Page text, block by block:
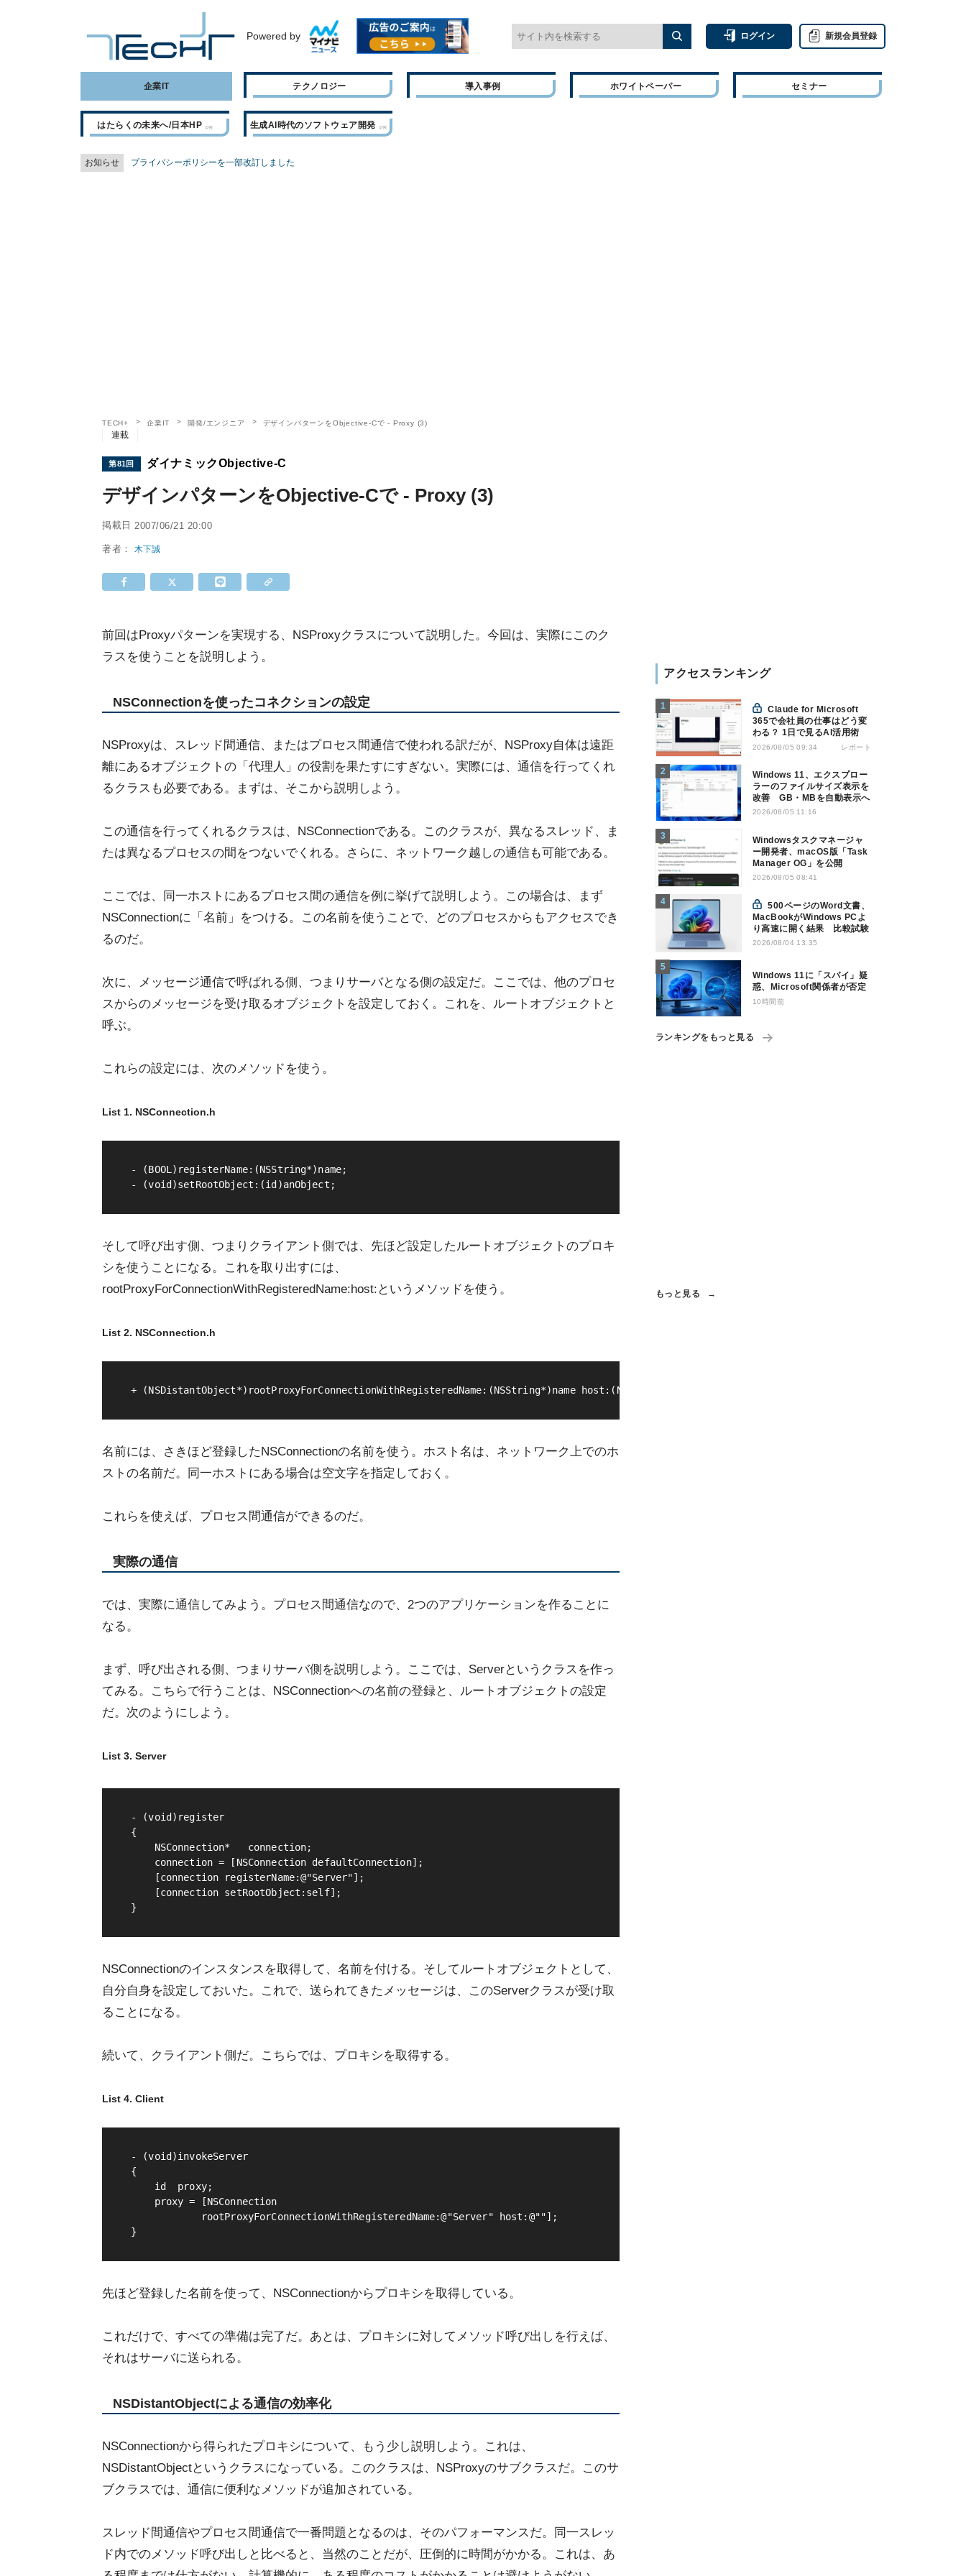
Powered by ログイン 新規会員登録
企業IT テクノロジー 導入事例 ホワイトペーパー セミナー
はたらくの未来へ/日本HP 生成AI時代のソフトウェア開発
お知らせ プライバシーポリシーを一部改訂しました
TECH+ 企業IT 開発/エンジニア デザインパターンをObjective-Cで - Proxy (3)
連載
第81回 ダイナミックObjective-C
デザインパターンをObjective-Cで - Proxy (3)
掲載日 2007/06/21 20:00
著者：木下誠
前回はProxyパターンを実現する、NSProxyクラスについて説明した。今回は、実際にこのク
ラスを使うことを説明しよう。
NSConnectionを使ったコネクションの設定
NSProxyは、スレッド間通信、またはプロセス間通信で使われる訳だが、NSProxy自体は遠距
離にあるオブジェクトの「代理人」の役割を果たすにすぎない。実際には、通信を行ってくれ
るクラスも必要である。まずは、そこから説明しよう。
この通信を行ってくれるクラスは、NSConnectionである。このクラスが、異なるスレッド、ま
たは異なるプロセスの間をつないでくれる。さらに、ネットワーク越しの通信も可能である。
ここでは、同一ホストにあるプロセス間の通信を例に挙げて説明しよう。この場合は、まず
NSConnectionに「名前」をつける。この名前を使うことで、どのプロセスからもアクセスでき
るのだ。
次に、メッセージ通信で呼ばれる側、つまりサーバとなる側の設定だ。ここでは、他のプロセ
スからのメッセージを受け取るオブジェクトを設定しておく。これを、ルートオブジェクトと
呼ぶ。
これらの設定には、次のメソッドを使う。
List 1. NSConnection.h
- (BOOL)registerName:(NSString*)name;
- (void)setRootObject:(id)anObject;
そして呼び出す側、つまりクライアント側では、先ほど設定したルートオブジェクトのプロキ
シを使うことになる。これを取り出すには、
rootProxyForConnectionWithRegisteredName:host:というメソッドを使う。
List 2. NSConnection.h
+ (NSDistantObject*)rootProxyForConnectionWithRegisteredName:(NSString*)name host:(NSString*)hostName
名前には、さきほど登録したNSConnectionの名前を使う。ホスト名は、ネットワーク上でのホ
ストの名前だ。同一ホストにある場合は空文字を指定しておく。
これらを使えば、プロセス間通信ができるのだ。
実際の通信
では、実際に通信してみよう。プロセス間通信なので、2つのアプリケーションを作ることに
なる。
まず、呼び出される側、つまりサーバ側を説明しよう。ここでは、Serverというクラスを作っ
てみる。こちらで行うことは、NSConnectionへの名前の登録と、ルートオブジェクトの設定
だ。次のようにしよう。
List 3. Server
- (void)register
{
    NSConnection*   connection;
    connection = [NSConnection defaultConnection];
    [connection registerName:@"Server"];
    [connection setRootObject:self];
}
NSConnectionのインスタンスを取得して、名前を付ける。そしてルートオブジェクトとして、
自分自身を設定しておいた。これで、送られてきたメッセージは、このServerクラスが受け取
ることになる。
続いて、クライアント側だ。こちらでは、プロキシを取得する。
List 4. Client
- (void)invokeServer
{
    id  proxy;
    proxy = [NSConnection
            rootProxyForConnectionWithRegisteredName:@"Server" host:@""];
}
先ほど登録した名前を使って、NSConnectionからプロキシを取得している。
これだけで、すべての準備は完了だ。あとは、プロキシに対してメソッド呼び出しを行えば、
それはサーバに送られる。
NSDistantObjectによる通信の効率化
NSConnectionから得られたプロキシについて、もう少し説明しよう。これは、
NSDistantObjectというクラスになっている。このクラスは、NSProxyのサブクラスだ。このサ
ブクラスでは、通信に便利なメソッドが追加されている。
スレッド間通信やプロセス間通信で一番問題となるのは、そのパフォーマンスだ。同一スレッ
ド内でのメソッド呼び出しと比べると、当然のことだが、圧倒的に時間がかかる。これは、あ
アクセスランキング
Claude for Microsoft
365で会社員の仕事はどう変
わる？ 1日で見るAI活用術
2026/08/05 09:34 レポート
Windows 11、エクスプロー
ラーのファイルサイズ表示を
改善 GB・MBを自動表示へ
2026/08/05 11:16
Windowsタスクマネージャ
ー開発者、macOS版「Task
Manager OG」を公開
2026/08/05 08:41
500ページのWord文書、
MacBookがWindows PCよ
り高速に開く結果 比較試験
2026/08/04 13:35
Windows 11に「スパイ」疑
惑、Microsoft関係者が否定
10時間前
ランキングをもっと見る
もっと見る